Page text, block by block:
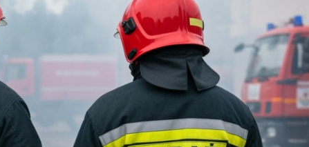
Fryzjer
Kino
Poczta